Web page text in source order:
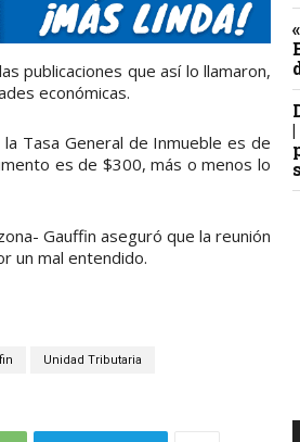
publicaciones que así lo llamaron,
económicas.
Tasa General de Inmueble es de
es de $300, más o menos lo
Gauffin aseguró que la reunión
un mal entendido.
Unidad Tributaria